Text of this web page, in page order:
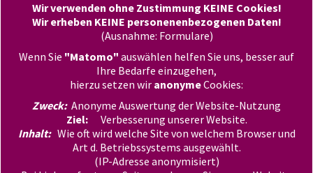
Kontakt
Evangelische Jugend Hamburg
Königstraße 54
Tel +49 40 306201372
rockmit ejh-online.de
Navigation © 2025 ROCK mIT!
Wir verwenden ohne Zustimmung KEINE Cookies!
Wir erheben KEINE personenenbezogenen Daten!
(Ausnahme: Formulare)
Wenn Sie "Matomo" auswählen helfen Sie uns, besser auf
Ihre Bedarfe einzugehen,
hierzu setzen wir anonymeCookies:
Zweck: Anonyme Auswertung der Website-Nutzung
Ziel: Verbesserung unserer Website.
Inhalt: Wie oft wird welche Site von welchem Browser und
Art d. Betriebssystems ausgewählt.
(IP-Adresse anonymisiert)